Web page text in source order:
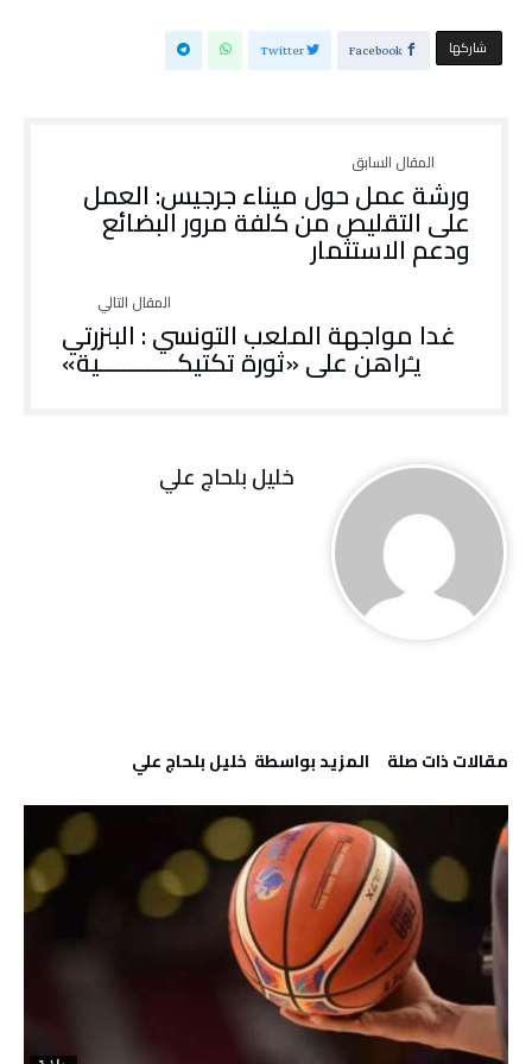
‫‫ شاركها‬ Facebook
Twitter
ورشة عمل حول ميناء جرجيس: العمل
على التقليص من كلفة مرور البضائع
ودعم الاستثمار
غدا مواجهة الملعب التونسي : البنزرتي
يـُراهن على «ثورة تكتيكـــــــــــــية»
خليل‭ ‬بلحاج‭ ‬علي
‫مقالات ذات صلة‬ ‫‫المزيد بواسطة‬ ‬ خليل‭ ‬بلحاج‭ ‬علي